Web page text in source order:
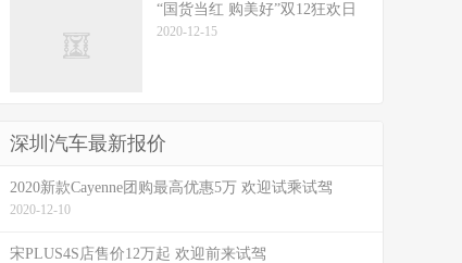
“国货当红 购美好”双12狂欢日
2020-12-15
深圳汽车最新报价
2020新款Cayenne团购最高优惠5万 欢迎试乘试驾
2020-12-10
宋PLUS4S店售价12万起 欢迎前来试驾